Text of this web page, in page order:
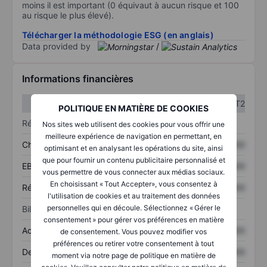
POLITIQUE EN MATIÈRE DE COOKIES
Nos sites web utilisent des cookies pour vous offrir une
meilleure expérience de navigation en permettant, en
optimisant et en analysant les opérations du site, ainsi
que pour fournir un contenu publicitaire personnalisé et
vous permettre de vous connecter aux médias sociaux.
En choisissant « Tout Accepter», vous consentez à
l'utilisation de cookies et au traitement des données
personnelles qui en découle. Sélectionnez « Gérer le
consentement » pour gérer vos préférences en matière
de consentement. Vous pouvez modifier vos
préférences ou retirer votre consentement à tout
moment via notre page de politique en matière de
moins il est important (0 équivaut à aucun risque et 100
au risque le plus élevé).
Télécharger la méthodologie ESG (en anglais)
Data provided by
/
Informations financières
T1
T2
Résultats
Chiffre d’affaires XXXXXXX XXXXXXX
EBITDA XXXXXXX XXXXXXX
Résultat net XXXXXXX XXXXXXX
Bilan
Actifs totaux XXXXXXX
Dette totale XXXXXXX XXXXXXX